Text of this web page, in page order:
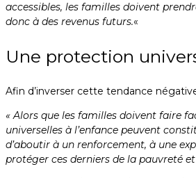
accessibles, les familles doivent
donc à des revenus futurs.«
Une protection
Afin d’inverser cette tendance
« Alors que les familles doivent faire
universelles à l’enfance peuvent
d’aboutir à un renforcement, à une
protéger ces derniers de la pauvreté